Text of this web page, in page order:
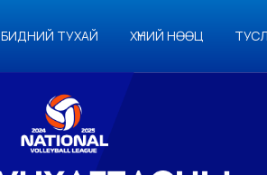
БИДНИЙ ТУХАЙ ХҮНИЙ НӨӨЦ